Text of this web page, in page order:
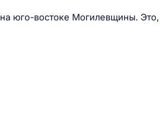
на юго-востоке Могилевщины.